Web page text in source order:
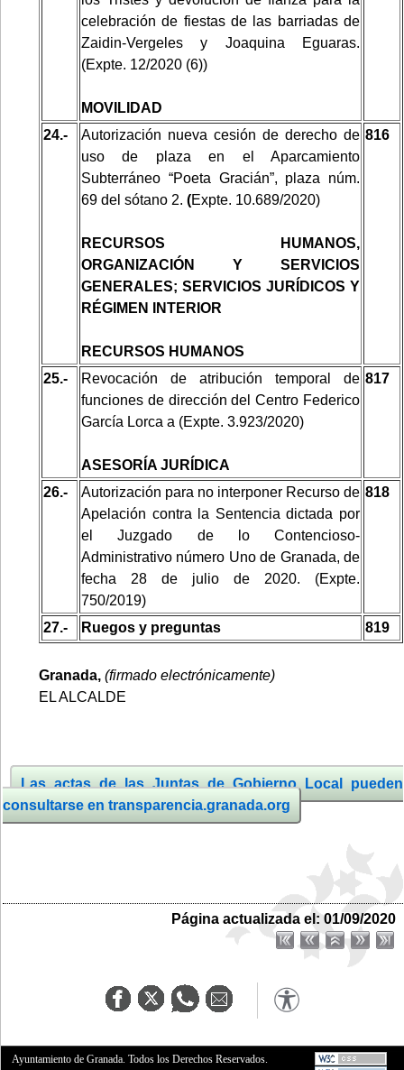
celebración de fiestas de las barriadas de
Zaidin-Vergeles y Joaquina Eguaras.
(Expte. 12/2020 (6))
MOVILIDAD
24.-
Autorización nueva cesión de derecho de
uso de plaza en el Aparcamiento
Subterráneo “Poeta Gracián”, plaza núm.
69 del sótano 2. (Expte. 10.689/2020)
RECURSOS HUMANOS,
ORGANIZACIÓN Y SERVICIOS
GENERALES; SERVICIOS JURÍDICOS Y
RÉGIMEN INTERIOR
RECURSOS HUMANOS
816
25.-
Revocación de atribución temporal de
funciones de dirección del Centro Federico
García Lorca a (Expte. 3.923/2020)
ASESORÍA JURÍDICA
817
26.-
Autorización para no interponer Recurso de
Apelación contra la Sentencia dictada por
el Juzgado de lo Contencioso-
Administrativo número Uno de Granada, de
fecha 28 de julio de 2020. (Expte.
750/2019)
818
27.- Ruegos y preguntas 819
Granada, (firmado electrónicamente)
EL ALCALDE
Las actas de las Juntas de Gobierno Local pueden
consultarse en transparencia.granada.org
Página actualizada el: 01/09/2020
Ayuntamiento de Granada. Todos los Derechos Reservados.